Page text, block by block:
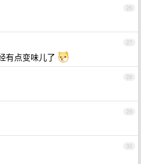
26
27
有点变味儿了
28
29
30